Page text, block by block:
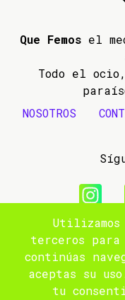
Que Femos el
Todo el
NOSOTROS
© 2009- 2026
Política de
terceros
continúas
aceptas su
tu